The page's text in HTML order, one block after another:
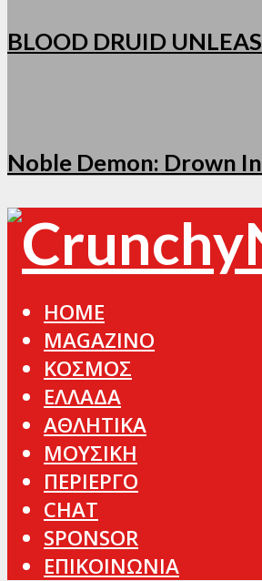
BLOOD DRUID
Noble Demon: Drown
HOME
MAGAZINO
ΚΟΣΜΟΣ
ΕΛΛΑΔΑ
ΑΘΛΗΤΙΚΑ
ΜΟΥΣΙΚΗ
ΠΕΡΙΕΡΓΟ
CHAT
SPONSOR
ΕΠΙΚΟΙΝΩΝΙΑ